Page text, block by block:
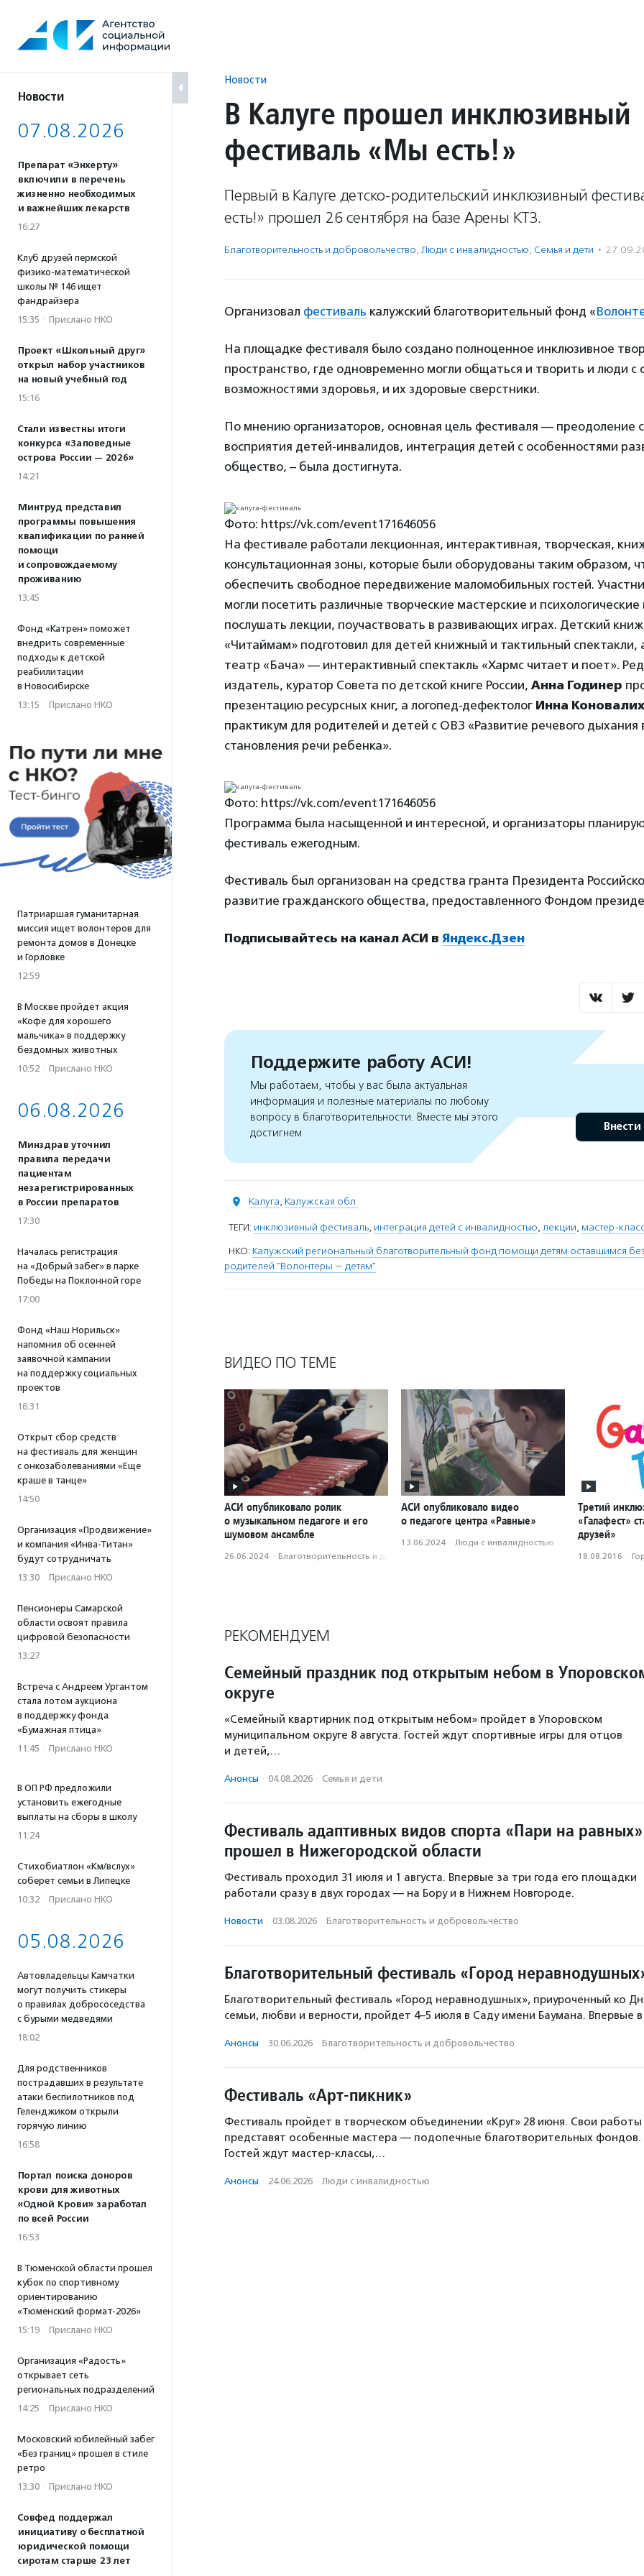
содержанию
Новости
07.08.2026
Препарат «Энхерту»
включили в перечень
жизненно необходимых
и важнейших лекарств
16:27
Клуб друзей пермской
физико-математической
школы № 146 ищет
фандрайзера
15:35 · Прислано НКО
Проект «Школьный друг»
открыл набор участников
на новый учебный год
15:16
Стали известны итоги
конкурса «Заповедные
острова России — 2026»
14:21
Минтруд представил
программы повышения
квалификации по ранней
помощи
и сопровождаемому
проживанию
13:45
Фонд «Катрен» поможет
внедрить современные
подходы к детской
реабилитации
в Новосибирске
13:15 · Прислано НКО
Патриаршая гуманитарная
миссия ищет волонтеров для
ремонта домов в Донецке
и Горловке
12:59
В Москве пройдет акция
«Кофе для хорошего
мальчика» в поддержку
бездомных животных
10:52 · Прислано НКО
06.08.2026
Минздрав уточнил
правила передачи
пациентам
незарегистрированных
в России препаратов
17:30
Началась регистрация
на «Добрый забег» в парке
Победы на Поклонной горе
17:00
Фонд «Наш Норильск»
напомнил об осенней
заявочной кампании
на поддержку социальных
проектов
16:31
Открыт сбор средств
на фестиваль для женщин
с онкозаболеваниями «Еще
краше в танце»
14:50
Организация «Продвижение»
и компания «Инва-Титан»
будут сотрудничать
13:30 · Прислано НКО
Пенсионеры Самарской
области освоят правила
цифровой безопасности
13:27
Встреча с Андреем Ургантом
стала лотом аукциона
в поддержку фонда
«Бумажная птица»
11:45 · Прислано НКО
В ОП РФ предложили
установить ежегодные
выплаты на сборы в школу
11:24
Стихобиатлон «Км/вслух»
соберет семьи в Липецке
10:32 · Прислано НКО
05.08.2026
Автовладельцы Камчатки
могут получить стикеры
о правилах добрососедства
с бурыми медведями
18:02
Для родственников
пострадавших в результате
атаки беспилотников под
Геленджиком открыли
горячую линию
16:58
Портал поиска доноров
крови для животных
«Одной Крови» заработал
по всей России
16:53
В Тюменской области прошел
кубок по спортивному
ориентированию
«Тюменский формат-2026»
15:19 · Прислано НКО
Организация «Радость»
открывает сеть
региональных подразделений
14:25 · Прислано НКО
Московский юбилейный забег
«Без границ» прошел в стиле
ретро
13:30 · Прислано НКО
Совфед поддержал
инициативу о бесплатной
юридической помощи
сиротам старше 23 лет
Новости
В Калуге прошел инклюзивный
фестиваль «Мы есть!»
Первый в Калуге детско-родительский инклюзивный
есть!» прошел 26 сентября на базе Арены КТЗ.
Благотвори­тель­ность и доброволь­чест­во, Люди с инвалидностью, Семья и дети ·
Организовал фестиваль калужский благотворительный фонд «
На площадке фестиваля было создано полноценное инклюзивное
пространство, где одновременно могли общаться и творить и люди с
возможностями здоровья, и их здоровые сверстники.
По мнению организаторов, основная цель фестиваля — преодоление
восприятия детей-инвалидов, интеграция детей с особенностями
общество, – была достигнута.
Фото: https://vk.com/event171646056
На фестивале работали лекционная, интерактивная, творческая,
консультационная зоны, которые были оборудованы таким образом,
обеспечить свободное передвижение маломобильных гостей.
могли посетить различные творческие мастерские и
послушать лекции, поучаствовать в развивающих играх. Детский
«Читаймам» подготовил для детей книжный и тактильный спектакли,
театр «Бача» — интерактивный спектакль «Хармс читает и поет».
издатель, куратор Совета по детской книге России, Анна Годинер
презентацию ресурсных книг, а логопед-дефектолог Инна
практикум для родителей и детей с ОВЗ «Развитие речевого дыхания
становления речи ребенка».
Фото: https://vk.com/event171646056
Программа была насыщенной и интересной, и организаторы
фестиваль ежегодным.
Фестиваль был организован на средства гранта Президента
развитие гражданского общества, предоставленного Фондом
Подписывайтесь на канал АСИ в Яндекс.Дзен
Поддержите работу АСИ!
Мы работаем, чтобы у вас была актуальная
информация и полезные материалы по любому
вопросу в благотворительности. Вместе мы этого
достигнем
Внести
Калуга, Калужская обл.
ТЕГИ: инклюзивный фестиваль, интеграция детей с инвалидностью, лекции, мастер-
НКО: Калужский региональный благотворительный фонд помощи детям оставшимся
родителей "Волонтеры — детям"
ВИДЕО ПО ТЕМЕ
АСИ опубликовало ролик
о музыкальном педагоге и его
шумовом ансамбле
26.06.2024 · Благотвори­тель­ность и доброволь­чест­во
АСИ опубликовало видео
о педагоге центра «Равные»
13.06.2024 · Люди с инвалидностью
Третий
«Галафест»
друзей»
18.08.2016 ·
РЕКОМЕНДУЕМ
Семейный праздник под открытым небом в
округе
«Семейный квартирник под открытым небом» пройдет в Упоровском
муниципальном округе 8 августа. Гостей ждут спортивные игры для отцов
и детей,…
Анонсы · 04.08.2026 · Семья и дети
Фестиваль адаптивных видов спорта «Пари на равных»
прошел в Нижегородской области
Фестиваль проходил 31 июля и 1 августа. Впервые за три года его площадки
работали сразу в двух городах — на Бору и в Нижнем Новгороде.
Новости · 03.08.2026 · Благотвори­тель­ность и доброволь­чест­во
Благотворительный фестиваль «Город
Благотворительный фестиваль «Город неравнодушных», приуроченный ко
семьи, любви и верности, пройдет 4–5 июля в Саду имени Баумана. Впервые
Анонсы · 30.06.2026 · Благотвори­тель­ность и доброволь­чест­во
Фестиваль «Арт-пикник»
Фестиваль пройдет в творческом объединении «Круг» 28 июня. Свои работы
представят особенные мастера — подопечные благотворительных фондов.
Гостей ждут мастер-классы,…
Анонсы · 24.06.2026 · Люди с инвалидностью